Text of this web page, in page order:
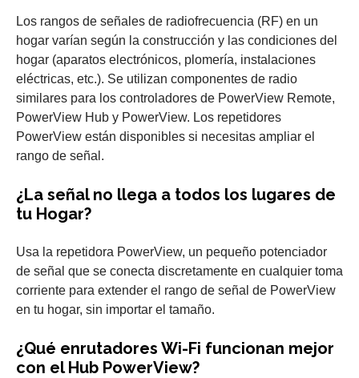
Los rangos de señales de radiofrecuencia (RF) en un
hogar varían según la construcción y las condiciones del
hogar (aparatos electrónicos, plomería, instalaciones
eléctricas, etc.). Se utilizan componentes de radio
similares para los controladores de PowerView Remote,
PowerView Hub y PowerView. Los repetidores
PowerView están disponibles si necesitas ampliar el
rango de señal.
¿La señal no llega a todos los lugares de
tu Hogar?
Usa la repetidora PowerView, un pequeño potenciador
de señal que se conecta discretamente en cualquier toma
corriente para extender el rango de señal de PowerView
en tu hogar, sin importar el tamaño.
¿Qué enrutadores Wi-Fi funcionan mejor
con el Hub PowerView?